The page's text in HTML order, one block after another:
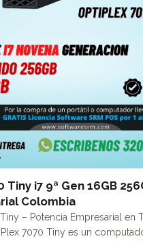
i7 9ª Gen 16GB
Colombia
– Potencia Empresarial en